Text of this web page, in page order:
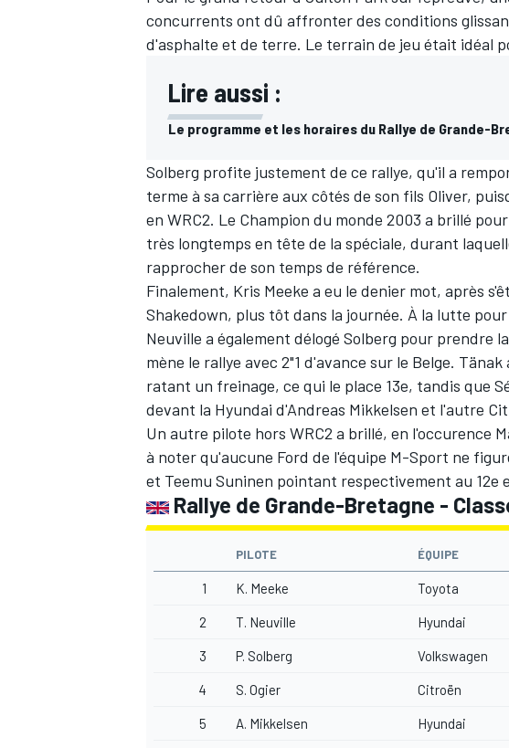
concurrents ont dû affronter des conditions
d'asphalte et de terre. Le terrain de jeu était idéal
Lire aussi :
Le programme et les horaires du Rallye de Grande-
Solberg profite justement de ce rallye, qu'il a
terme à sa carrière aux côtés de son fils Oliver,
en WRC2. Le Champion du monde 2003 a brillé
très longtemps en tête de la spéciale, durant
rapprocher de son temps de référence.
Finalement, Kris Meeke a eu le denier mot, après
Shakedown, plus tôt dans la journée. À la lutte
Neuville a également délogé Solberg pour prendre
mène le rallye avec 2"1 d'avance sur le Belge.
ratant un freinage, ce qui le place 13e, tandis que
devant la Hyundai d'Andreas Mikkelsen et l'autre
Un autre pilote hors WRC2 a brillé, en l'occurence
à noter qu'aucune Ford de l'équipe M-Sport ne
et Teemu Suninen pointant respectivement au 12e
Rallye de Grande-Bretagne -
PILOTE ÉQUIPE
1 K. Meeke Toyota
2 T. Neuville Hyundai
3 P. Solberg Volkswagen
4 S. Ogier Citroën
5 A. Mikkelsen Hyundai